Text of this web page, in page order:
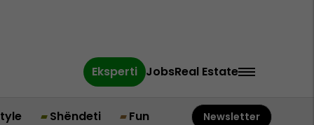
Eksperti JobsReal Estate
Shëndeti Fun Newsletter